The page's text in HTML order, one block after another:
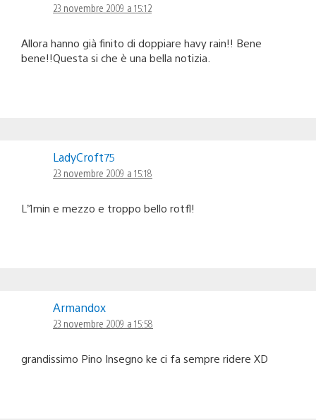
23 novembre 2009 a 15:12
Allora hanno già finito di doppiare havy rain!! Bene
bene!!Questa si che è una bella notizia.
LadyCroft75
23 novembre 2009 a 15:18
L’1min e mezzo e troppo bello rotfl!
Armandox
23 novembre 2009 a 15:58
grandissimo Pino Insegno ke ci fa sempre ridere XD